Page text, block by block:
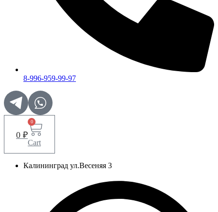
8-996-959-99-97
0 ₽
0
Cart
Калининград ул.Весеняя 3